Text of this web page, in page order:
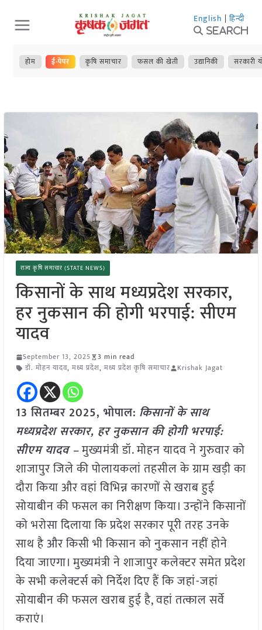
Skip
to
content
English | हिन्दी
Search
होम ई-पेपर कृषि समाचार फसल की खेती उद्यानिकी सरकारी
राज्य कृषि समाचार (STATE NEWS)
किसानों के साथ मध्यप्रदेश सरकार,
हर नुकसान की होगी भरपाई: सीएम
यादव
September 13, 2025
3 min read
डॉ. मोहन यादव, मध्य प्रदेश, मध्य प्रदेश कृषि समाचार Krishak Jagat
13 सितम्बर 2025, भोपाल: किसानों के साथ
मध्यप्रदेश सरकार, हर नुकसान की होगी भरपाई:
सीएम यादव –मुख्यमंत्री डॉ. मोहन यादव ने गुरुवार को
शाजापुर जिले की पोलायकलां तहसील के ग्राम खड़ी का
दौरा किया और वहां विभिन्न कारणों से खराब हुई
सोयाबीन की फसल का निरीक्षण किया। उन्होंने किसानों
को भरोसा दिलाया कि प्रदेश सरकार पूरी तरह उनके
साथ है और किसी भी किसान को नुकसान नहीं होने
दिया जाएगा। मुख्यमंत्री ने शाजापुर कलेक्टर समेत प्रदेश
के सभी कलेक्टर्स को निर्देश दिए हैं कि जहां-जहां
सोयाबीन की फसल खराब हुई है, वहां तत्काल सर्वे
कराएं।